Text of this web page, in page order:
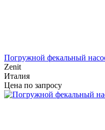
Погружной фекальный
Zenit
Италия
Цена по запросу